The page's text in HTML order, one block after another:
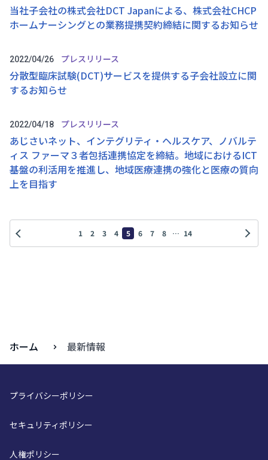
当社子会社の株式会社DCT Japanによる、株式会社CHCP
ホームナーシングとの業務提携契約締結に関するお知らせ
2022/04/26 プレスリリース
分散型臨床試験(DCT)サービスを提供する子会社設立に関
するお知らせ
2022/04/18 プレスリリース
あじさいネット、インテグリティ・ヘルスケア、ノバルテ
ィス ファーマ３者包括連携協定を締結。地域におけるICT
基盤の利活用を推進し、地域医療連携の強化と医療の質向
上を目指す
1 2 3 4 5 6 7 8 … 14
ホーム 最新情報
プライバシーポリシー
セキュリティポリシー
人権ポリシー